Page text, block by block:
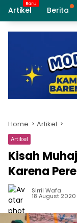
Artikel Berita
Home Artikel
Artikel
Kisah
Karena
Sirril Wafa
18 August 2020